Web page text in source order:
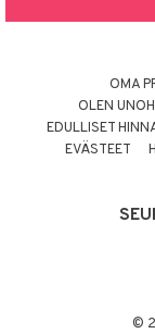
OMA
OLEN
EDULLISET
EVÄSTEET
©